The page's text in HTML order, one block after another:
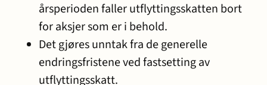
årsperioden faller utflyttingsskatten bort
for aksjer som er i behold.
Det gjøres unntak fra de generelle
endringsfristene ved fastsetting av
utflyttingsskatt.